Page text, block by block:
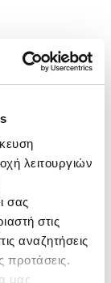
λειτουργιών
σας
στις
αναζητήσεις
προτάσεις.
μας